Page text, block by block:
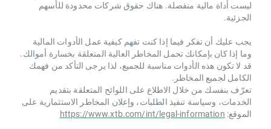
ليست أداة مالية منفصلة. هناك حقوق شركات محدودة للأسهم
الجزئية.
يجب عليك أن تفكر فيما إذا كنت تفهم كيفية عمل الأدوات المالية
وما إذا كان بإمكانك تحمل المخاطر العالية المتعلقة بخسارة أموالك.
قد لا تكون هذه الأدوات مناسبة للجميع، لذا يرجى التأكد من فهمك
الكامل لجميع المخاطر.
تعرّف بنفسك من خلال الاطلاع على اللوائح المتعلقة بتقديم
الخدمات، وسياسة تنفيذ الطلبات، وإعلان المخاطر الاستثمارية على
الموقع: https://www.xtb.com/int/legal-information